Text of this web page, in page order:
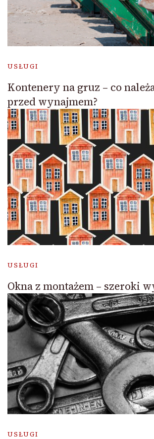
USŁUGI
Kontenery na gruz – co
przed wynajmem?
USŁUGI
Okna z montażem – szeroki
USŁUGI